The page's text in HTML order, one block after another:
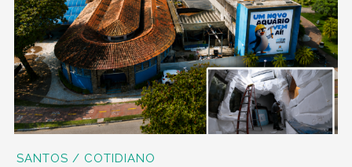
SANTOS / COTIDIANO